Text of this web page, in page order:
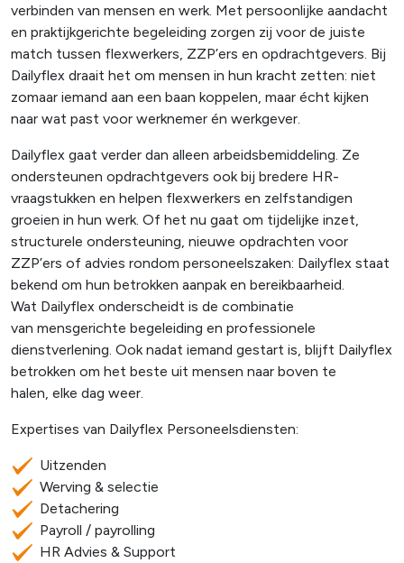
verbinden van mensen en werk. Met persoonlijke aandacht
en praktijkgerichte begeleiding zorgen zij voor de juiste
match tussen flexwerkers, ZZP’ers en opdrachtgevers. Bij
Dailyflex draait het om mensen in hun kracht zetten: niet
zomaar iemand aan een baan koppelen, maar écht kijken
naar wat past voor werknemer én werkgever.
Dailyflex gaat verder dan alleen arbeidsbemiddeling. Ze
ondersteunen opdrachtgevers ook bij bredere HR-
vraagstukken en helpen flexwerkers en zelfstandigen
groeien in hun werk. Of het nu gaat om tijdelijke inzet,
structurele ondersteuning, nieuwe opdrachten voor
ZZP’ers of advies rondom personeelszaken: Dailyflex staat
bekend om hun betrokken aanpak en bereikbaarheid.
Wat Dailyflex onderscheidt is de combinatie
van mensgerichte begeleiding en professionele
dienstverlening. Ook nadat iemand gestart is, blijft Dailyflex
betrokken om het beste uit mensen naar boven te
halen, elke dag weer.
Expertises van Dailyflex Personeelsdiensten:
Uitzenden
Werving & selectie
Detachering
Payroll / payrolling
HR Advies & Support